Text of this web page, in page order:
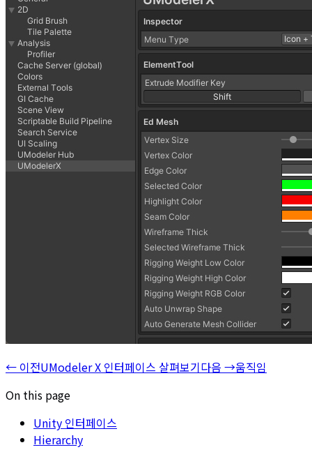
← 이전UModeler X 인터페이스 살펴보기다음 →움직임
On this page
Unity 인터페이스
Hierarchy